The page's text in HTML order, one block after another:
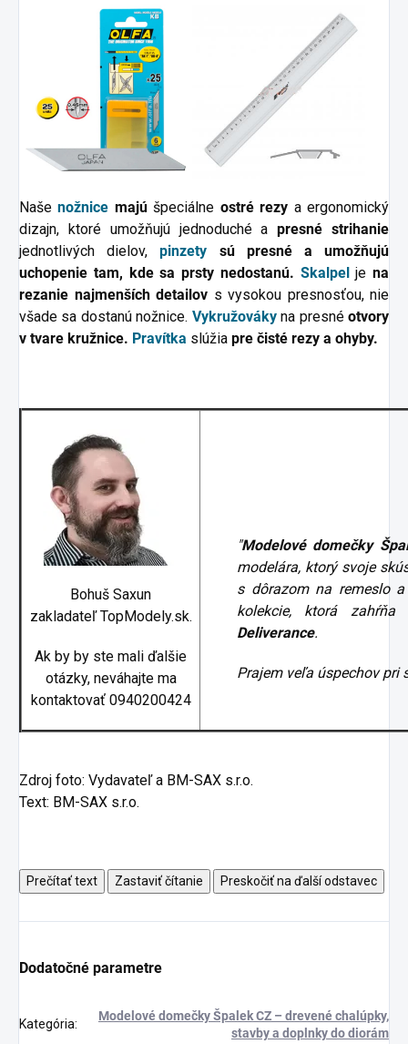
Našenožnice majúšpeciálne ostré rezy a ergonomický
dizajn, ktoré umožňujú jednoduché a presné strihanie
jednotlivých dielov,pinzety sú presné a umožňujú
uchopenie tam, kde sa prsty nedostanú. Skalpelje na
rezanie najmenších detailov s vysokou presnosťou, nie
všade sa dostanú nožnice. Vykružováky na presnéotvory
v tvare kružnice. Pravítka slúžia pre čisté rezy a ohyby.
Bohuš Saxun
zakladateľ TopModely.sk.
Ak by by ste mali ďalšie
otázky, neváhajte ma
kontaktovať 0940200424
"Modelové domečky
modelára, ktorý svoje
s dôrazom na remeslo
kolekcie, ktorá
Deliverance.
Prajem veľa úspechov pri
Zdroj foto: Vydavateľ a BM-SAX s.r.o.
Text: BM-SAX s.r.o.
Prečítať text Zastaviť čítanie Preskočiť na ďalší odstavec
Dodatočné parametre
Kategória:
Modelové domečky Špalek CZ – drevené chalúpky,
stavby a doplnky do diorám